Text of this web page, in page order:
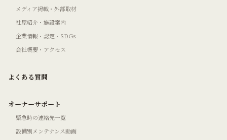
メディア掲載・外部取材
社屋紹介・施設案内
企業情報・認定・SDGs
会社概要・アクセス
よくある質問
オーナーサポート
緊急時の連絡先一覧
設備別メンテナンス動画